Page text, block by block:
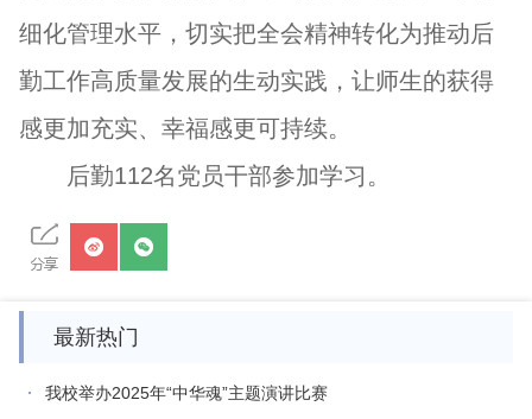
细化管理水平，切实把全会精神转化为推动后
勤工作高质量发展的生动实践，让师生的获得
感更加充实、幸福感更可持续。
后勤112名党员干部参加学习。
最新热门
我校举办2025年“中华魂”主题演讲比赛